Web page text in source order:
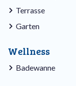
Terrasse
Garten
Wellness
Badewanne